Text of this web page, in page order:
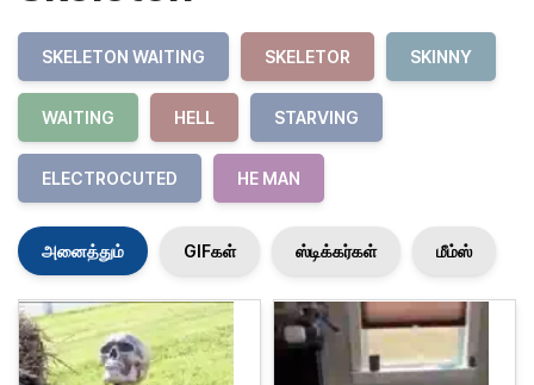
SKELETON WAITING SKELETOR SKINNY
WAITING HELL STARVING
ELECTROCUTED HE MAN
அனைத்தும் GIFகள் ஸ்டிக்கர்கள் மீம்ஸ்